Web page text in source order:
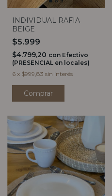
INDIVIDUAL RAFIA
BEIGE
$5.999
$4.799,20 con Efectivo
(PRESENCIAL en locales)
6 x $999,83 sin interés